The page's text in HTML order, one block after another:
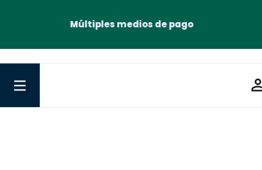
Múltiples medios de pago